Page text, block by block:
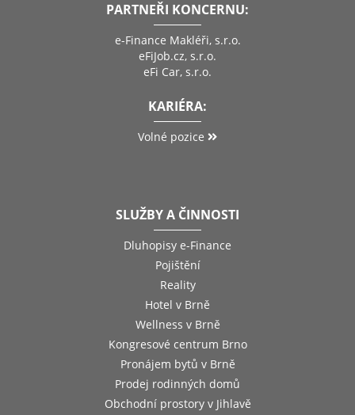
PARTNEŘI KONCERNU:
e-Finance Makléři, s.r.o.
eFiJob.cz, s.r.o.
eFi Car, s.r.o.
KARIÉRA:
Volné pozice
SLUŽBY A ČINNOSTI
Dluhopisy e-Finance
Pojištění
Reality
Hotel v Brně
Wellness v Brně
Kongresové centrum Brno
Pronájem bytů v Brně
Prodej rodinných domů
Obchodní prostory v Jihlavě